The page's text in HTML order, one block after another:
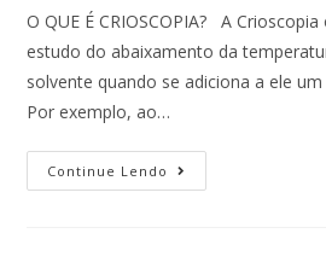
O QUE É CRIOSCOPIA? A
estudo do abaixamento da
solvente quando se adiciona a ele
Por exemplo, ao…
Continue Lendo